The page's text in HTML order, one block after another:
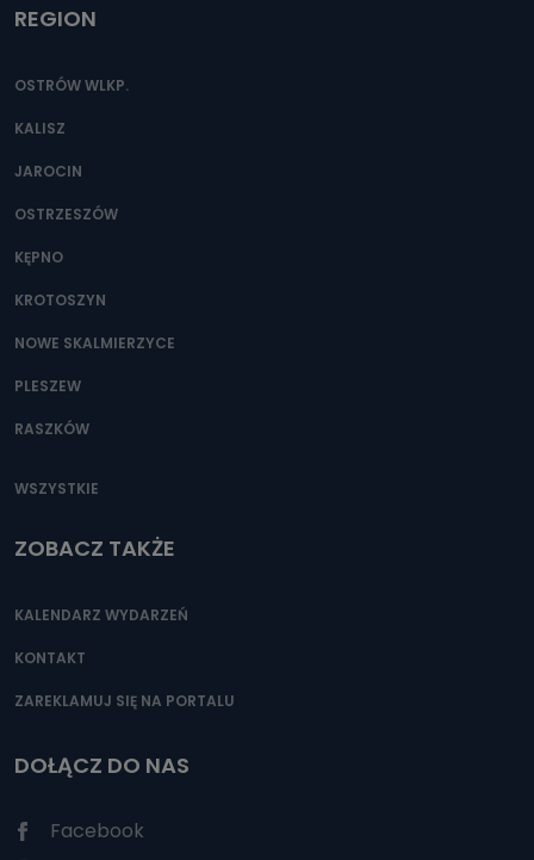
REGION
OSTRÓW WLKP.
KALISZ
JAROCIN
OSTRZESZÓW
KĘPNO
KROTOSZYN
NOWE SKALMIERZYCE
PLESZEW
RASZKÓW
WSZYSTKIE
ZOBACZ TAKŻE
KALENDARZ WYDARZEŃ
KONTAKT
ZAREKLAMUJ SIĘ NA PORTALU
DOŁĄCZ DO NAS
Facebook